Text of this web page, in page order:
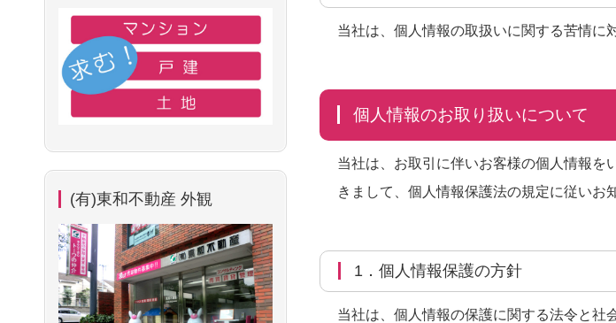
当社は、個人情報の取扱いに関する苦情に
個人情報のお取り扱いについて
当社は、お取引に伴いお客様の個人情報を
きまして、個人情報保護法の規定に従いお
1．個人情報保護の方針
当社は、個人情報の保護に関する法令と社
(有)東和不動産 外観